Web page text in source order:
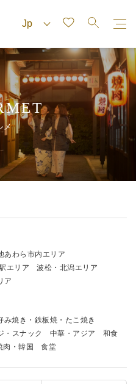
メ
あわら市内エリア
エリア
波松・北潟エリア
ア
み焼き・鉄板焼・たこ焼き
・スナック 中華・アジア
和食
肉・韓国 食堂